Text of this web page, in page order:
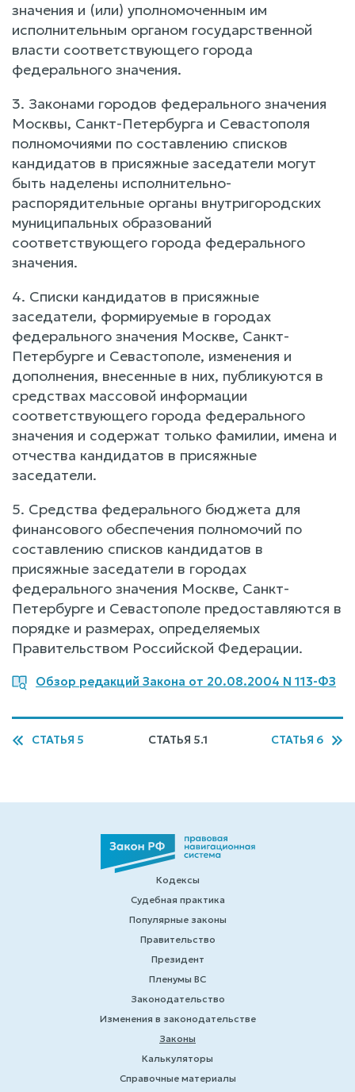
значения и (или) уполномоченным им
исполнительным органом государственной
власти соответствующего города
федерального значения.
3. Законами городов федерального значения
Москвы, Санкт-Петербурга и Севастополя
полномочиями по составлению списков
кандидатов в присяжные заседатели могут
быть наделены исполнительно-
распорядительные органы внутригородских
муниципальных образований
соответствующего города федерального
значения.
4. Списки кандидатов в присяжные
заседатели, формируемые в городах
федерального значения Москве, Санкт-
Петербурге и Севастополе, изменения и
дополнения, внесенные в них, публикуются в
средствах массовой информации
соответствующего города федерального
значения и содержат только фамилии, имена и
отчества кандидатов в присяжные
заседатели.
5. Средства федерального бюджета для
финансового обеспечения полномочий по
составлению списков кандидатов в
присяжные заседатели в городах
федерального значения Москве, Санкт-
Петербурге и Севастополе предоставляются в
порядке и размерах, определяемых
Правительством Российской Федерации.
Обзор редакций Закона от 20.08.2004 N 113-ФЗ
СТАТЬЯ 5 СТАТЬЯ 5.1 СТАТЬЯ 6
Кодексы
Судебная практика
Популярные законы
Правительство
Президент
Пленумы ВС
Законодательство
Изменения в законодательстве
Законы
Калькуляторы
Справочные материалы